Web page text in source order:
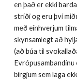
en það er ekki
stríði og eru því
með einhverjum
skynsamlegt að
(að búa til
Evrópusambandinu
birgjum sem laga